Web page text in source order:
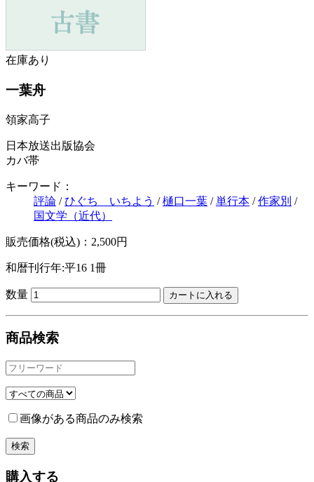
在庫あり
一葉舟
領家高子
日本放送出版協会
カバ帯
キーワード：
評論 /ひぐち いちよう /樋口一葉 /単行本 /作家別 /
国文学（近代）
販売価格(税込)：2,500円
和暦刊行年:平16 1冊
数量
商品検索
画像がある商品のみ検索
購入する